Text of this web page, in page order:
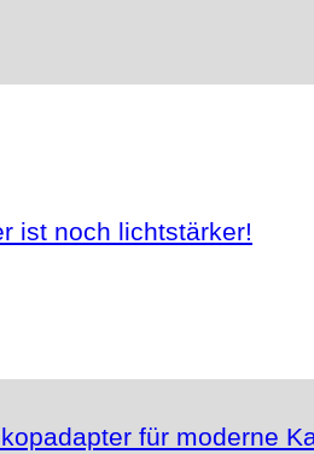
ist noch lichtstärker!
für moderne